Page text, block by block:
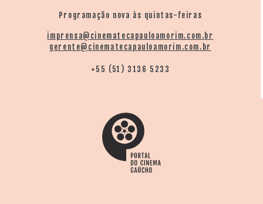
Programação nova às quintas-feiras
imprensa@cinematecapauloamorim.com.br
gerente@cinematecapauloamorim.com.br
+55 (51) 3136 5233